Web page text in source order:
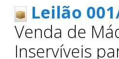
Leilão
Venda de
Inservíveis